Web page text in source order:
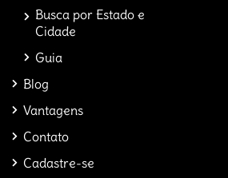
Busca por Estado e
Cidade
Guia
Blog
Vantagens
Contato
Cadastre-se